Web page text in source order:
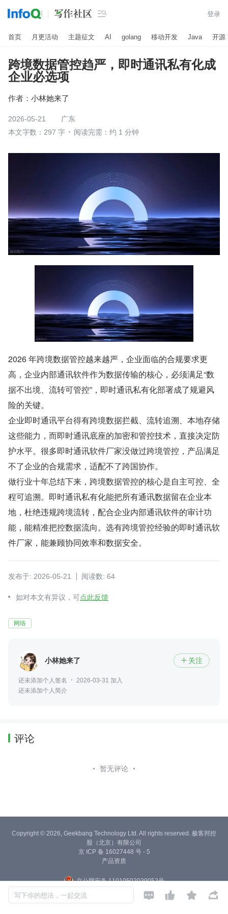
 登录
首页 月更活动 主题征文 AI golang 移动开发 Java 开源
跨境数据管控趋严，即时通讯私有化成
企业必选项
作者： 小林她来了
2026-05-21
广东
本文字数：297 字
阅读完需：约 1 分钟
2026 年跨境数据管控越来越严，企业面临的合规要求更
高，企业内部通讯软件作为数据传输的核心，必须满足“数
据不出境、流转可管控”，即时通讯私有化部署成了规避风
险的关键。
企业即时通讯平台得有跨境数据拦截、流转追溯、本地存储
这些能力，而即时通讯底座的加密和管控技术，直接决定防
护水平。很多即时通讯软件厂家没做过跨境管控，产品满足
不了企业的合规需求，适配不了跨国协作。
做行业十年总结下来，跨境数据管控的核心是自主可控、全
程可追溯。即时通讯私有化能把所有通讯数据留在企业本
地，杜绝违规跨境流转，配合企业内部通讯软件的审计功
能，能精准把控数据流向。选有跨境管控经验的即时通讯软
件厂家，能兼顾协同效率和数据安全。
发布于: 2026-05-21 阅读数: 64
如对本文有异议，可点此反馈
网络
小林她来了  关注
还未添加个人签名
2026-03-31 加入
还未添加个人简介
评论
暂无评论
写下你的想法，一起交流    
Copyright © 2026, Geekbang Technology Ltd. All rights reserved. 极客邦控
股（北京）有限公司
京 ICP 备 16027448 号 - 5
产品资质
京公网安备 11010502039052号